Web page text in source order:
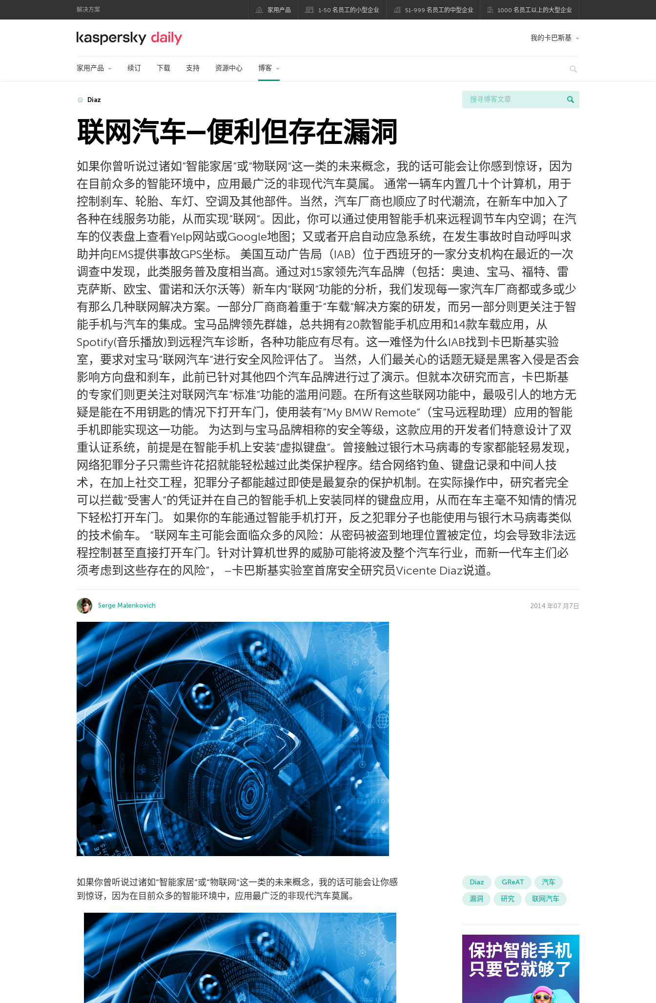
解决方案 家用产品 1-50 名员工的小型企业 51-999 名员工的中型企业 1000 名员工以上的大型企业
卡巴斯基官方博客 我的卡巴斯基
家用产品 续订 下载 支持 资源中心 博客
Diaz
联网汽车―便利但存在漏洞
如果你曾听说过诸如”智能家居”或”物联网”这一类的未来概念，我的话可能会让你感到惊讶，因为
在目前众多的智能环境中，应用最广泛的非现代汽车莫属。 通常一辆车内置几十个计算机，用于
控制刹车、轮胎、车灯、空调及其他部件。当然，汽车厂商也顺应了时代潮流，在新车中加入了
各种在线服务功能，从而实现”联网”。因此，你可以通过使用智能手机来远程调节车内空调；在汽
车的仪表盘上查看Yelp网站或Google地图；又或者开启自动应急系统，在发生事故时自动呼叫求
助并向EMS提供事故GPS坐标。 美国互动广告局（IAB）位于西班牙的一家分支机构在最近的一次
调查中发现，此类服务普及度相当高。通过对15家领先汽车品牌（包括：奥迪、宝马、福特、雷
克萨斯、欧宝、雷诺和沃尔沃等）新车内”联网”功能的分析，我们发现每一家汽车厂商都或多或少
有那么几种联网解决方案。一部分厂商商着重于”车载”解决方案的研发，而另一部分则更关注于智
能手机与汽车的集成。宝马品牌领先群雄，总共拥有20款智能手机应用和14款车载应用，从
Spotify(音乐播放)到远程汽车诊断，各种功能应有尽有。这一难怪为什么IAB找到卡巴斯基实验
室，要求对宝马”联网汽车”进行安全风险评估了。 当然，人们最关心的话题无疑是黑客入侵是否会
影响方向盘和刹车，此前已针对其他四个汽车品牌进行过了演示。但就本次研究而言，卡巴斯基
的专家们则更关注对联网汽车”标准”功能的滥用问题。在所有这些联网功能中，最吸引人的地方无
疑是能在不用钥匙的情况下打开车门，使用装有”My BMW Remote”（宝马远程助理）应用的智能
手机即能实现这一功能。 为达到与宝马品牌相称的安全等级，这款应用的开发者们特意设计了双
重认证系统，前提是在智能手机上安装”虚拟键盘”。曾接触过银行木马病毒的专家都能轻易发现，
网络犯罪分子只需些许花招就能轻松越过此类保护程序。结合网络钓鱼、键盘记录和中间人技
术，在加上社交工程，犯罪分子都能越过即使是最复杂的保护机制。在实际操作中，研究者完全
可以拦截”受害人”的凭证并在自己的智能手机上安装同样的键盘应用，从而在车主毫不知情的情况
下轻松打开车门。 如果你的车能通过智能手机打开，反之犯罪分子也能使用与银行木马病毒类似
的技术偷车。 “联网车主可能会面临众多的风险：从密码被盗到地理位置被定位，均会导致非法远
程控制甚至直接打开车门。针对计算机世界的威胁可能将波及整个汽车行业，而新一代车主们必
须考虑到这些存在的风险”， –卡巴斯基实验室首席安全研究员Vicente Diaz说道。
Serge Malenkovich 2014 年07 月7日
如果你曾听说过诸如”智能家居”或”物联网”这一类的未来概念，我的话可能会让你感
到惊讶，因为在目前众多的智能环境中，应用最广泛的非现代汽车莫属。
Diaz GReAT
汽车
漏洞
研究 联网汽车